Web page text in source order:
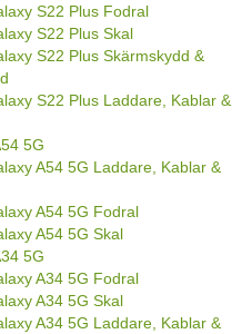
S22 Plus Fodral
S22 Plus Skal
S22 Plus Skärmskydd &
S22 Plus Laddare, Kablar &
5G
A54 5G Laddare, Kablar &
A54 5G Fodral
A54 5G Skal
5G
A34 5G Fodral
A34 5G Skal
A34 5G Laddare, Kablar &